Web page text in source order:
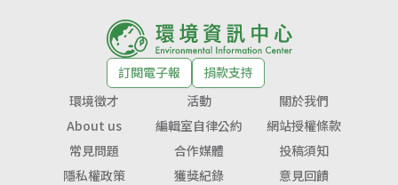
訂閱電子報
捐款支持
環境徵才
活動
關於我們
About us
編輯室自律公約
網站授權條款
常見問題
合作媒體
投稿須知
隱私權政策
獲獎紀錄 意見回饋